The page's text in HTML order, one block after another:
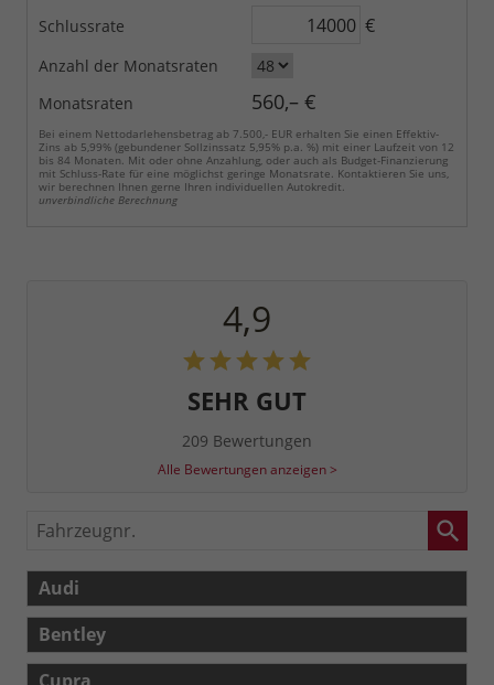
Schlussrate €
Anzahl der Monatsraten
Monatsraten
560,– €
Bei einem Nettodarlehensbetrag ab 7.500,- EUR erhalten Sie einen Effektiv-
Zins ab 5,99% (gebundener Sollzinssatz 5,95% p.a. %) mit einer Laufzeit von 12
bis 84 Monaten. Mit oder ohne Anzahlung, oder auch als Budget-Finanzierung
mit Schluss-Rate für eine möglichst geringe Monatsrate. Kontaktieren Sie uns,
wir berechnen Ihnen gerne Ihren individuellen Autokredit.
unverbindliche Berechnung
4,9
SEHR GUT
209 Bewertungen
Alle Bewertungen anzeigen >
Fahrzeugnr.
Audi
Bentley
Cupra